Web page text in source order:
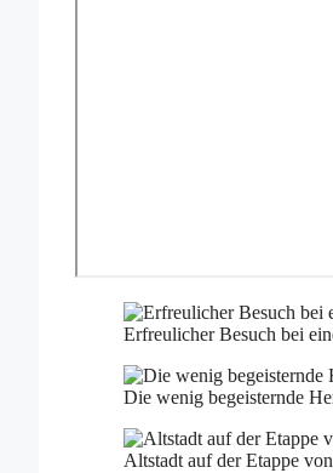
Erfreulicher Besuch bei
Die wenig begeisternde
Altstadt auf der Etappe